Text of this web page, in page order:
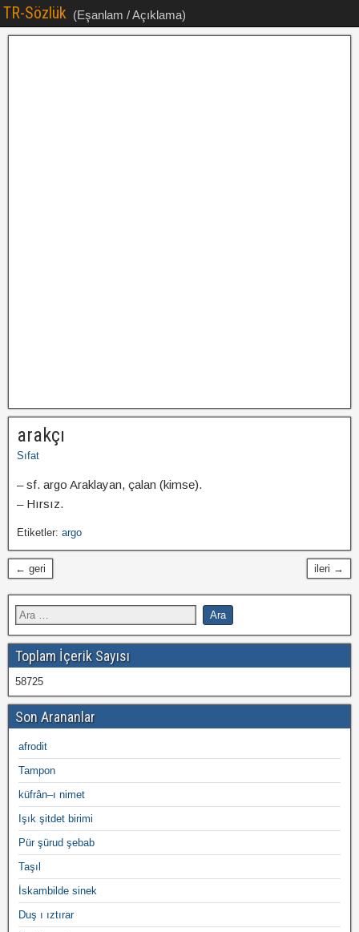
TR-Sözlük (Eşanlam / Açıklama)
arakçı
Sıfat
– sf. argo Araklayan, çalan (kimse).
– Hırsız.
Etiketler: argo
← geri ileri →
Toplam İçerik Sayısı
58725
Son Arananlar
afrodit
Tampon
küfrân–ı nimet
Işık şitdet birimi
Pür şürud şebab
Taşıl
İskambilde sinek
Duş ı ıztırar